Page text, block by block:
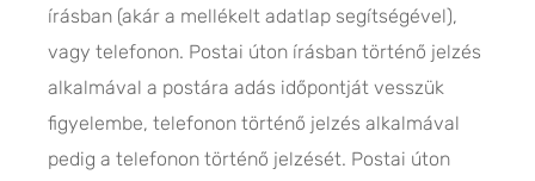
írásban (akár a mellékelt adatlap segítségével),
vagy telefonon. Postai úton írásban történő jelzés
alkalmával a postára adás időpontját vesszük
figyelembe, telefonon történő jelzés alkalmával
pedig a telefonon történő jelzését. Postai úton